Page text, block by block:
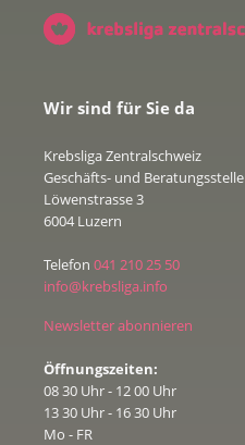
Wir sind für Sie da
Krebsliga Zentralschweiz
Geschäfts- und Beratungsstelle
Löwenstrasse 3
6004 Luzern
Telefon 041 210 25 50
info@krebsliga.info
Newsletter abonnieren
Öffnungszeiten:
08 30 Uhr - 12 00 Uhr
13 30 Uhr - 16 30 Uhr
Mo - FR